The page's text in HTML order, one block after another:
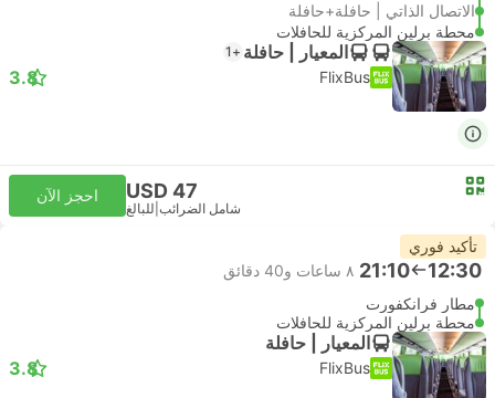
الاتصال الذاتي | حافلة+حافلة
محطة برلين المركزية للحافلات
المعيار | حافلة +1
FlixBus
3.8
USD 47
شامل الضرائب للبالغ
احجز الآن
تأكيد فوري
12:30
21:10 ٨ ساعات و‫40 دقائق
مطار فرانكفورت
محطة برلين المركزية للحافلات
المعيار | حافلة
FlixBus
3.8